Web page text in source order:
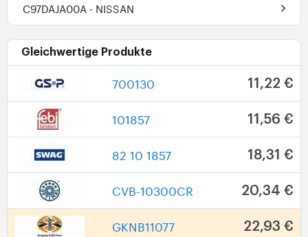
C97DAJA00A - NISSAN
Gleichwertige Produkte
700130 11,22 €
101857 11,56 €
82 10 1857 18,31 €
CVB-10300CR 20,34 €
GKNB11077 22,93 €